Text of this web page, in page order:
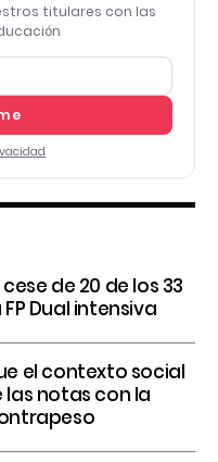
titulares con las
de 20 de los 33
Dual intensiva
el contexto social
notas con la